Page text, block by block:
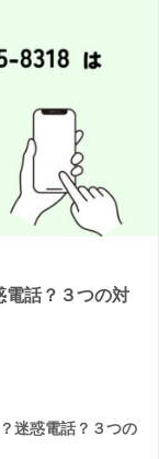
電話？３つの対
迷惑電話？３つの